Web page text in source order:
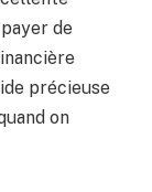
de
précieuse
on